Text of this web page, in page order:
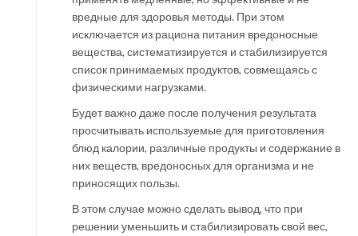
вредные для здоровья методы. При этом
исключается из рациона питания вредоносные
вещества, систематизируется и стабилизируется
список принимаемых продуктов, совмещаясь с
физическими нагрузками.
Будет важно даже после получения результата
просчитывать используемые для приготовления
блюд калории, различные продукты и содержание в
них веществ, вредоносных для организма и не
приносящих пользы.
В этом случае можно сделать вывод, что при
решении уменьшить и стабилизировать свой вес,